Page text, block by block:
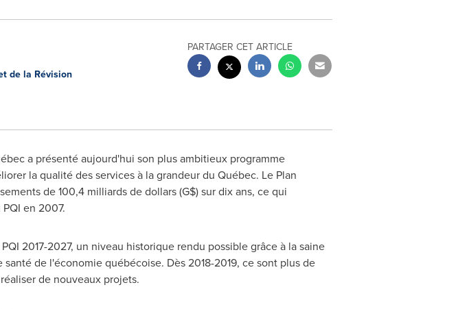
de la Révision
PARTAGER CET ARTICLE
a présenté aujourd'hui son plus ambitieux programme
la qualité des services à la grandeur du Québec. Le Plan
de 100,4 milliards de dollars (G$) sur dix ans, ce qui
en 2007.
2017-2027, un niveau historique rendu possible grâce à la saine
de l'économie québécoise. Dès 2018-2019, ce sont plus de
de nouveaux projets.